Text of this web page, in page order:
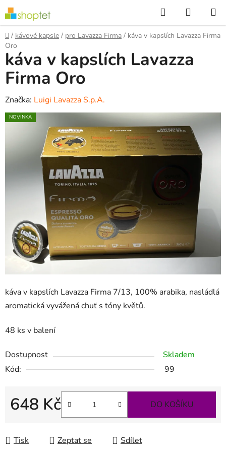
Přejít
na
obsah
Hledat
KOŠÍK
Domů
/ kávové kapsle / pro Lavazza Firma / káva v kapslích Lavazza Firma
Oro
káva v kapslích Lavazza Firma 7/13, 100% arabika, nasládlá
aromatická vyvážená chuť s tóny květů.
48 ks v balení
Dostupnost
Skladem
Kód:
99
648 Kč DO KOŠÍKU
Tisk Zeptat se Sdílet
káva v kapslích Lavazza
Firma Oro
Značka: Luigi Lavazza S.p.A.
NOVINKA